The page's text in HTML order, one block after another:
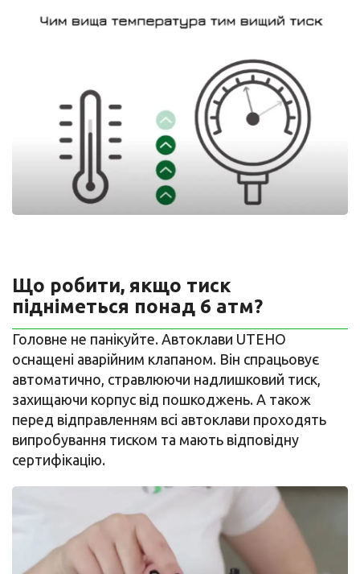
Що робити, якщо тиск
підніметься понад 6 атм?
Головне не панікуйте. Автоклави UTEHO
оснащені аварійним клапаном. Він спрацьовує
автоматично, стравлюючи надлишковий тиск,
захищаючи корпус від пошкоджень. А також
перед відправленням всі автоклави проходять
випробування тиском та мають відповідну
сертифікацію.